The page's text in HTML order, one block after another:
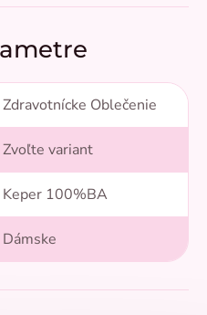
Zdravotnícke Oblečenie
Zvoľte variant
Keper 100%BA
Dámske